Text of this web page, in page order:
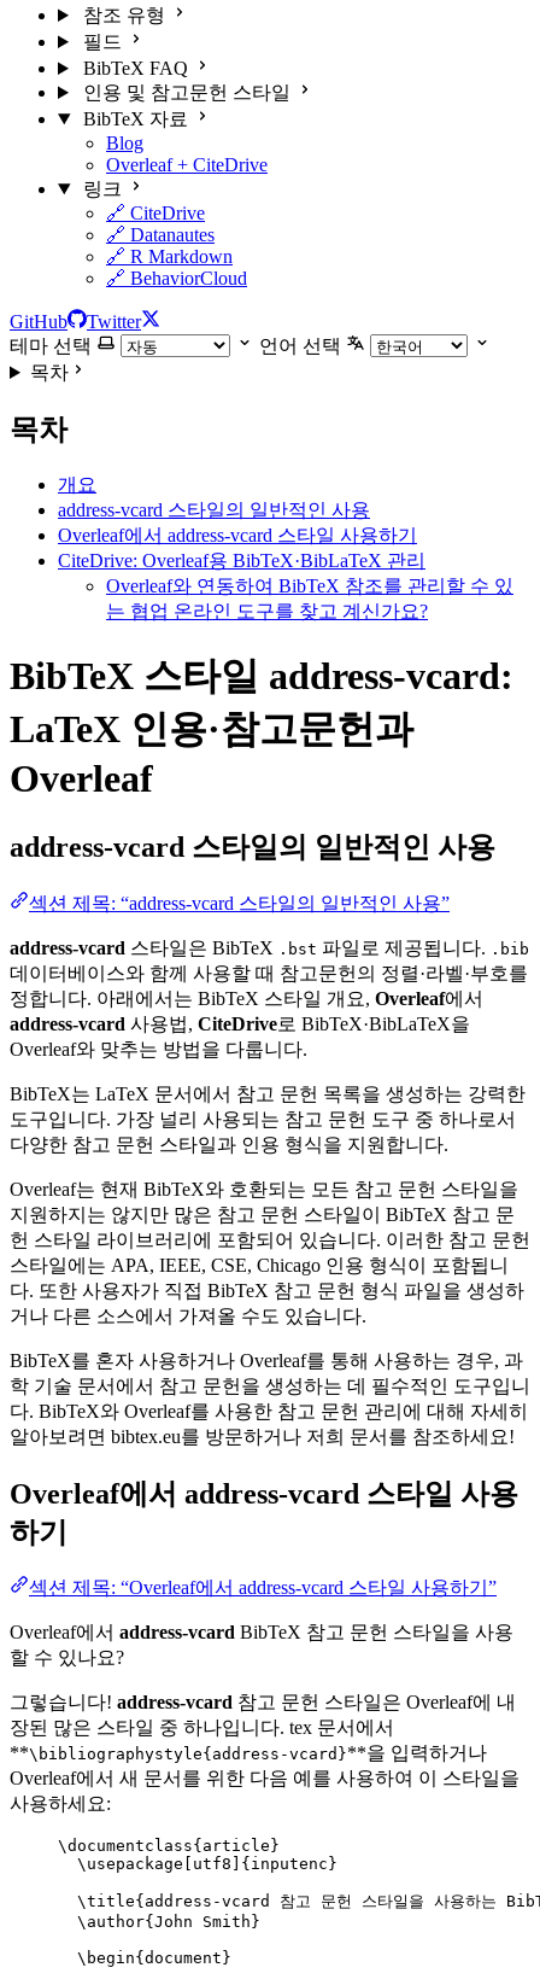
참조 유형
필드
BibTeX FAQ
인용 및 참고문헌 스타일
BibTeX 자료
Blog
Overleaf + CiteDrive
링크
🔗 CiteDrive
🔗 Datanautes
🔗 R Markdown
🔗 BehaviorCloud
GitHub
Twitter
테마 선택
언어 선택
목차
목차
개요
address-vcard 스타일의 일반적인 사용
Overleaf에서 address-vcard 스타일 사용하기
CiteDrive: Overleaf용 BibTeX·BibLaTeX 관리
Overleaf와 연동하여 BibTeX 참조를 관리할 수 있
는 협업 온라인 도구를 찾고 계신가요?
BibTeX 스타일 address-vcard:
LaTeX 인용·참고문헌과
Overleaf
address-vcard 스타일의 일반적인 사용
섹션 제목: “address-vcard 스타일의 일반적인 사용”
address-vcard 스타일은 BibTeX .bst 파일로 제공됩니다. .bib
데이터베이스와 함께 사용할 때 참고문헌의 정렬·라벨·부호를
정합니다. 아래에서는 BibTeX 스타일 개요, Overleaf에서
address-vcard 사용법, CiteDrive로 BibTeX·BibLaTeX을
Overleaf와 맞추는 방법을 다룹니다.
BibTeX는 LaTeX 문서에서 참고 문헌 목록을 생성하는 강력한
도구입니다. 가장 널리 사용되는 참고 문헌 도구 중 하나로서
다양한 참고 문헌 스타일과 인용 형식을 지원합니다.
Overleaf는 현재 BibTeX와 호환되는 모든 참고 문헌 스타일을
지원하지는 않지만 많은 참고 문헌 스타일이 BibTeX 참고 문
헌 스타일 라이브러리에 포함되어 있습니다. 이러한 참고 문헌
스타일에는 APA, IEEE, CSE, Chicago 인용 형식이 포함됩니
다. 또한 사용자가 직접 BibTeX 참고 문헌 형식 파일을 생성하
거나 다른 소스에서 가져올 수도 있습니다.
BibTeX를 혼자 사용하거나 Overleaf를 통해 사용하는 경우, 과
학 기술 문서에서 참고 문헌을 생성하는 데 필수적인 도구입니
다. BibTeX와 Overleaf를 사용한 참고 문헌 관리에 대해 자세히
알아보려면 bibtex.eu를 방문하거나 저희 문서를 참조하세요!
Overleaf에서 address-vcard 스타일 사용
하기
섹션 제목: “Overleaf에서 address-vcard 스타일 사용하기”
Overleaf에서 address-vcard BibTeX 참고 문헌 스타일을 사용
할 수 있나요?
그렇습니다! address-vcard 참고 문헌 스타일은 Overleaf에 내
장된 많은 스타일 중 하나입니다. tex 문서에서
**\bibliographystyle{address-vcard}**을 입력하거나
Overleaf에서 새 문서를 위한 다음 예를 사용하여 이 스타일을
사용하세요:
\documentclass{ article }
\usepackage
utf8 ]{ inputenc }
\title{address-vcard 참고 문헌 스타일을 사용하는
\author{John Smith}
\begin{ document }